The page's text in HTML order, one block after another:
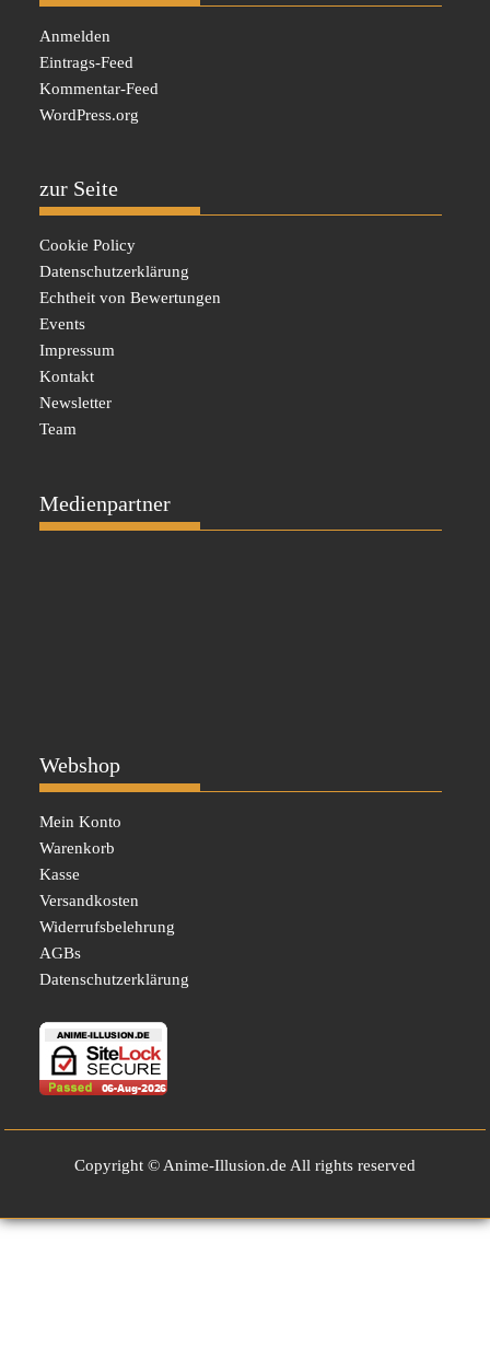
Anmelden
Eintrags-Feed
Kommentar-Feed
WordPress.org
zur Seite
Cookie Policy
Datenschutzerklärung
Echtheit von Bewertungen
Events
Impressum
Kontakt
Newsletter
Team
Medienpartner
Webshop
Mein Konto
Warenkorb
Kasse
Versandkosten
Widerrufsbelehrung
AGBs
Datenschutzerklärung
Copyright © Anime-Illusion.de All rights reserved